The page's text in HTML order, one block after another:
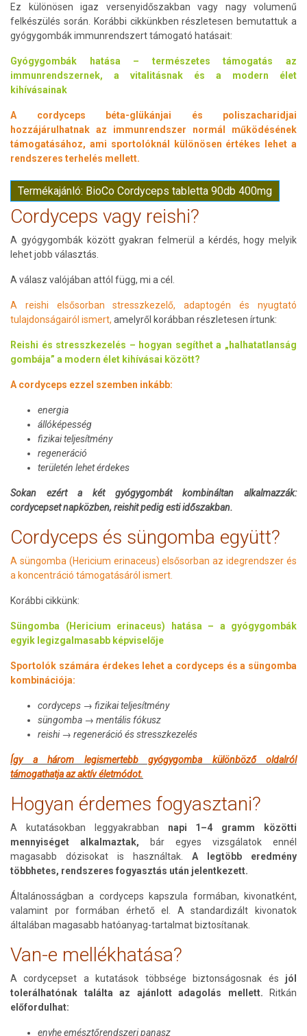
Ez különösen igaz versenyidőszakban vagy nagy volumenű
felkészülés során. Korábbi cikkünkben részletesen bemutattuk a
gyógygombák immunrendszert támogató hatásait:
Gyógygombák hatása – természetes támogatás az
immunrendszernek, a vitalitásnak és a modern élet
kihívásainak
A cordyceps béta-glükánjai és poliszacharidjai
hozzájárulhatnak az immunrendszer normál működésének
támogatásához, ami sportolóknál különösen értékes lehet a
rendszeres terhelés mellett.
Termékajánló: BioCo Cordyceps tabletta 90db 400mg
Cordyceps vagy reishi?
A gyógygombák között gyakran felmerül a kérdés, hogy melyik
lehet jobb választás.
A válasz valójában attól függ, mi a cél.
A reishi elsősorban stresszkezelő, adaptogén és nyugtató
tulajdonságairól ismert, amelyről korábban részletesen írtunk:
Reishi és stresszkezelés – hogyan segíthet a „halhatatlanság
gombája” a modern élet kihívásai között?
A cordyceps ezzel szemben inkább:
energia
állóképesség
fizikai teljesítmény
regeneráció
területén lehet érdekes
Sokan ezért a két gyógygombát kombináltan alkalmazzák:
cordycepset napközben, reishit pedig esti időszakban.
Cordyceps és süngomba együtt?
A süngomba (Hericium erinaceus) elsősorban az idegrendszer és
a koncentráció támogatásáról ismert.
Korábbi cikkünk:
Süngomba (Hericium erinaceus) hatása – a gyógygombák
egyik legizgalmasabb képviselője
Sportolók számára érdekes lehet a cordyceps és a süngomba
kombinációja:
cordyceps → fizikai teljesítmény
süngomba → mentális fókusz
reishi → regeneráció és stresszkezelés
Így a három legismertebb gyógygomba különböző oldalról
támogathatja az aktív életmódot.
Hogyan érdemes fogyasztani?
A kutatásokban leggyakrabban napi 1–4 gramm közötti
mennyiséget alkalmaztak, bár egyes vizsgálatok ennél
magasabb dózisokat is használtak. A legtöbb eredmény
többhetes, rendszeres fogyasztás után jelentkezett.
Általánosságban a cordyceps kapszula formában, kivonatként,
valamint por formában érhető el. A standardizált kivonatok
általában magasabb hatóanyag-tartalmat biztosítanak.
Van-e mellékhatása?
A cordycepset a kutatások többsége biztonságosnak és jól
tolerálhatónak találta az ajánlott adagolás mellett.
Ritkán
előfordulhat:
enyhe emésztőrendszeri panasz